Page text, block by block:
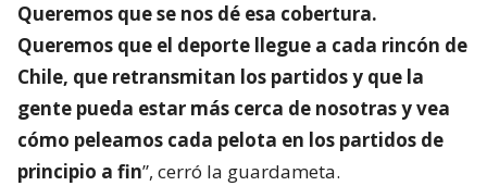
Queremos que se nos dé esa cobertura.
Queremos que el deporte llegue a cada rincón de
Chile, que retransmitan los partidos y que la
gente pueda estar más cerca de nosotras y vea
cómo peleamos cada pelota en los partidos de
principio a fin”, cerró la guardameta.